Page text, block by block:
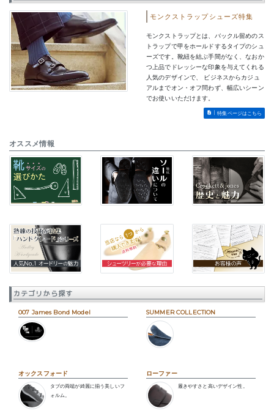
モンクストラップシューズ特集
モンクストラップとは、バックル留めのス
トラップで甲をホールドするタイプのシュ
ーズです。靴紐を結ぶ手間がなく、なおか
つ上品でドレッシーな印象を与えてくれる
人気のデザインで、 ビジネスからカジュ
アルまでオン・オフ問わず、幅広いシーン
でお使いいただけます。
特集ページはこちら
オススメ情報
カテゴリから探す
007 James Bond Model SUMMER COLLECTION
オックスフォード
タブの両端が綺麗に揃う美しいフ
ォルム。
ローファー
履きやすさと高いデザイン性。